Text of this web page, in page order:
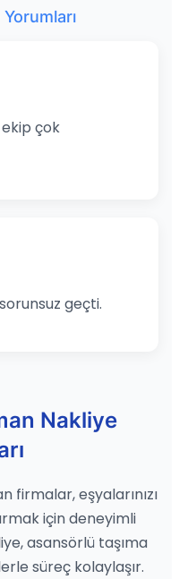
ekip çok
geçti.
Nakliye
firmalar, eşyalarınızı
için deneyimli
asansörlü taşıma
süreç kolaylaşır.